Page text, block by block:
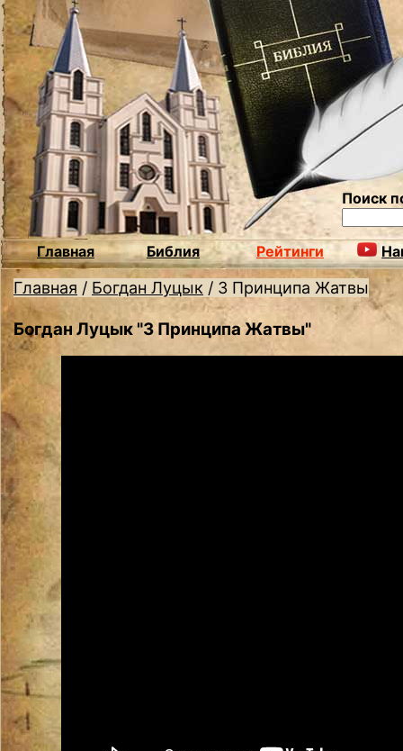
Поиск
Главная Библия Рейтинги
Главная / Богдан Луцык / 3 Принципа Жатвы
Богдан Луцык "3 Принципа Жатвы"